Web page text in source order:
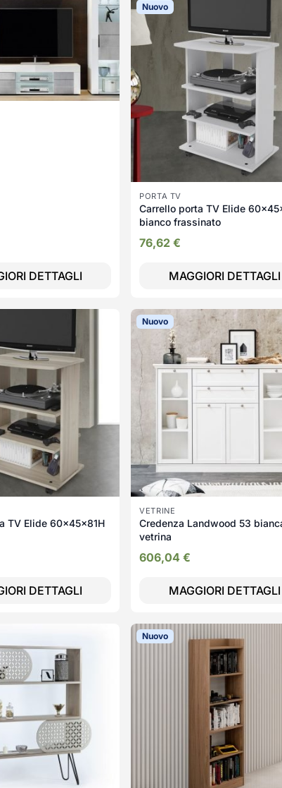
DETTAGLI
Nuovo
PORTA TV
Carrello porta TV Elide
bianco frassinato
76,62€
MAGGIORI DETTAGLI
TV Elide 60x45x81H
DETTAGLI
Nuovo
VETRINE
Credenza Landwood 53
vetrina
606,04€
MAGGIORI DETTAGLI
Nuovo